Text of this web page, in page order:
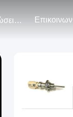
Εκδηλώσεις